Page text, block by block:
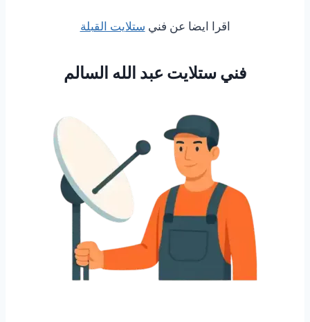
اقرا ايضا عن فنيستلايت القبلة
فني ستلايت عبد الله السالم